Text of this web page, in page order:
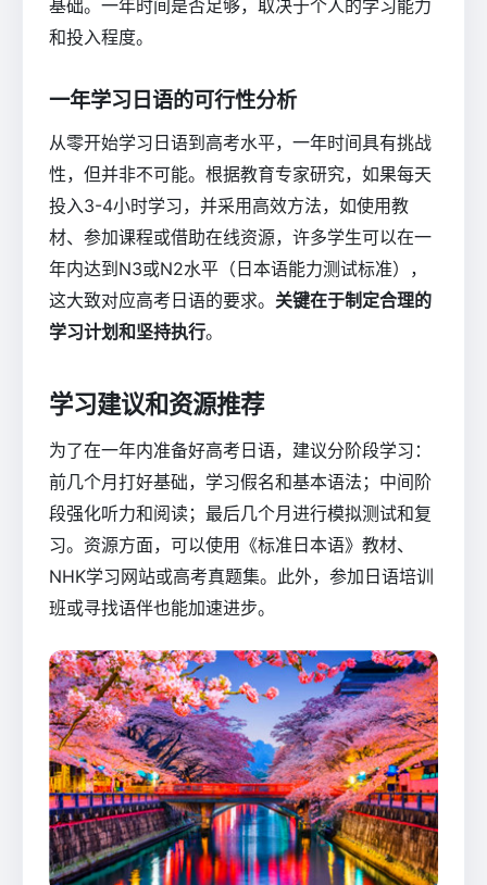
基础。一年时间是否足够，取决于个人的学习能力
和投入程度。
一年学习日语的可行性分析
从零开始学习日语到高考水平，一年时间具有挑战
性，但并非不可能。根据教育专家研究，如果每天
投入3-4小时学习，并采用高效方法，如使用教
材、参加课程或借助在线资源，许多学生可以在一
年内达到N3或N2水平（日本语能力测试标准），
这大致对应高考日语的要求。 关键在于制定合理的
学习计划和坚持执行。
学习建议和资源推荐
为了在一年内准备好高考日语，建议分阶段学习：
前几个月打好基础，学习假名和基本语法；中间阶
段强化听力和阅读；最后几个月进行模拟测试和复
习。资源方面，可以使用《标准日本语》教材、
NHK学习网站或高考真题集。此外，参加日语培训
班或寻找语伴也能加速进步。